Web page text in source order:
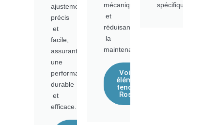
ajustement
précis
et
facile,
assurant
une
performance
durable
et
efficace.
mécaniques
et
réduisant
la
maintenance.
Voir les
éléments
tendeurs
Rosta®
spécifiques.